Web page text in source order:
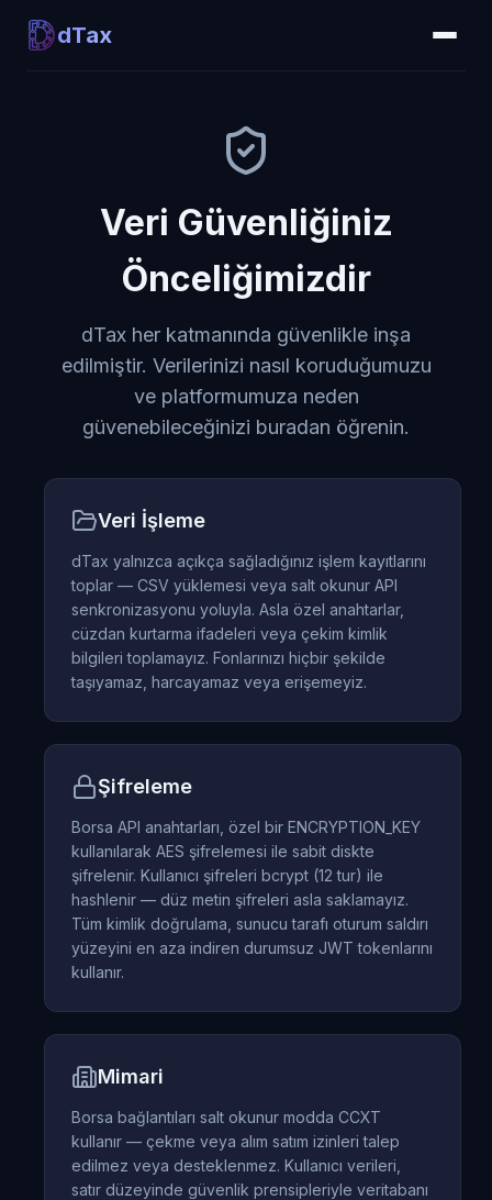
dTax
Veri Güvenliğiniz
Önceliğimizdir
dTax her katmanında güvenlikle inşa
edilmiştir. Verilerinizi nasıl koruduğumuzu
ve platformumuza neden
güvenebileceğinizi buradan öğrenin.
Veri İşleme
dTax yalnızca açıkça sağladığınız işlem kayıtlarını
toplar — CSV yüklemesi veya salt okunur API
senkronizasyonu yoluyla. Asla özel anahtarlar,
cüzdan kurtarma ifadeleri veya çekim kimlik
bilgileri toplamayız. Fonlarınızı hiçbir şekilde
taşıyamaz, harcayamaz veya erişemeyiz.
Şifreleme
Borsa API anahtarları, özel bir ENCRYPTION_KEY
kullanılarak AES şifrelemesi ile sabit diskte
şifrelenir. Kullanıcı şifreleri bcrypt (12 tur) ile
hashlenir — düz metin şifreleri asla saklamayız.
Tüm kimlik doğrulama, sunucu tarafı oturum saldırı
yüzeyini en aza indiren durumsuz JWT tokenlarını
kullanır.
Mimari
Borsa bağlantıları salt okunur modda CCXT
kullanır — çekme veya alım satım izinleri talep
edilmez veya desteklenmez. Kullanıcı verileri,
satır düzeyinde güvenlik prensipleriyle veritabanı